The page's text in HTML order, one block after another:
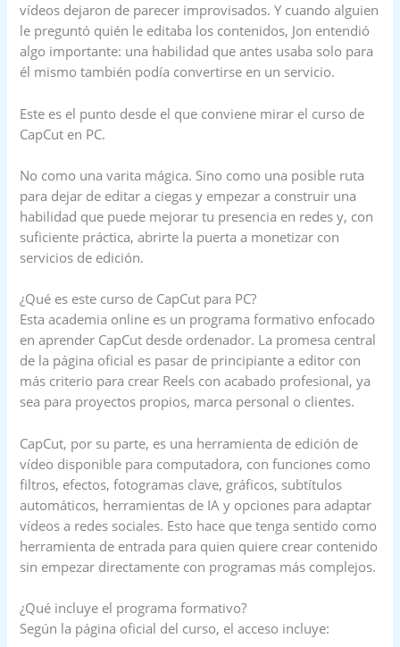
vídeos dejaron de parecer improvisados. Y cuando alguien
le preguntó quién le editaba los contenidos, Jon entendió
algo importante: una habilidad que antes usaba solo para
él mismo también podía convertirse en un servicio.
Este es el punto desde el que conviene mirar el curso de
CapCut en PC.
No como una varita mágica. Sino como una posible ruta
para dejar de editar a ciegas y empezar a construir una
habilidad que puede mejorar tu presencia en redes y, con
suficiente práctica, abrirte la puerta a monetizar con
servicios de edición.
¿Qué es este curso de CapCut para PC?
Esta academia online es un programa formativo enfocado
en aprender CapCut desde ordenador. La promesa central
de la página oficial es pasar de principiante a editor con
más criterio para crear Reels con acabado profesional, ya
sea para proyectos propios, marca personal o clientes.
CapCut, por su parte, es una herramienta de edición de
vídeo disponible para computadora, con funciones como
filtros, efectos, fotogramas clave, gráficos, subtítulos
automáticos, herramientas de IA y opciones para adaptar
vídeos a redes sociales. Esto hace que tenga sentido como
herramienta de entrada para quien quiere crear contenido
sin empezar directamente con programas más complejos.
¿Qué incluye el programa formativo?
Según la página oficial del curso, el acceso incluye: